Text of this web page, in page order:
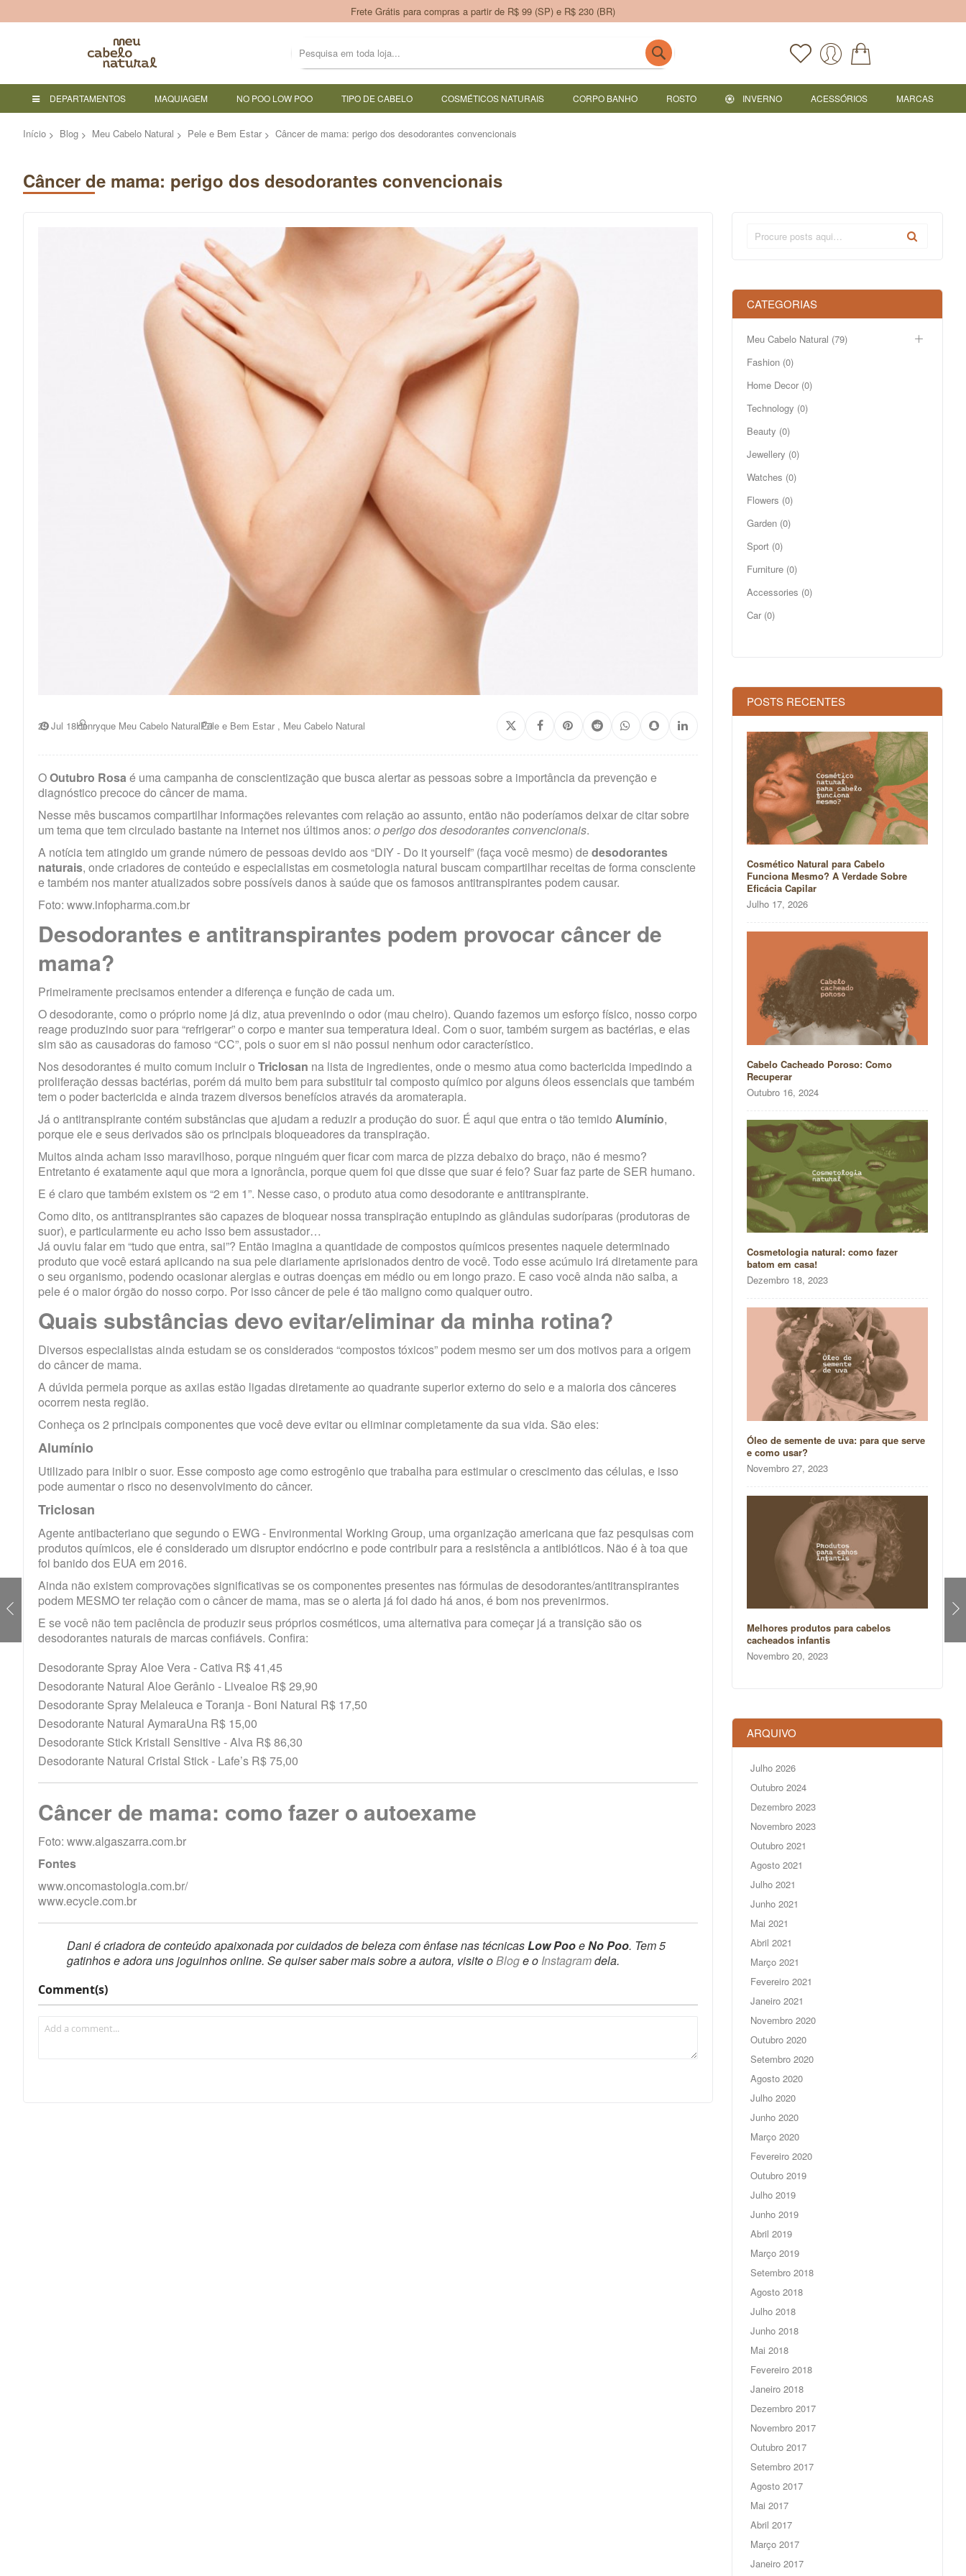
Frete Grátis para compras a partir de R$ 99 (SP) e R$ 230 (BR)
DEPARTAMENTOS MAQUIAGEM NO POO LOW POO TIPO DE CABELO COSMÉTICOS NATURAIS CORPO BANHO ROSTO INVERNO ACESSÓRIOS MARCAS
Início Blog Meu Cabelo Natural Pele e Bem Estar Câncer de mama: perigo dos desodorantes convencionais
Câncer de mama: perigo dos desodorantes convencionais
29 Jul 18Henryque Meu Cabelo NaturalPele e Bem Estar , Meu Cabelo Natural
OOutubro Rosa é uma campanha de conscientização que busca alertar as pessoas sobre a importância da prevenção e
diagnóstico precoce do câncer de mama.
Nesse mês buscamos compartilhar informações relevantes com relação ao assunto, então não poderíamos deixar de citar sobre
um tema que tem circulado bastante na internet nos últimos anos: o perigo dos desodorantes convencionais.
A notícia tem atingido um grande número de pessoas devido aos “DIY - Do it yourself” (faça você mesmo) de desodorantes
naturais, onde criadores de conteúdo e especialistas em cosmetologia natural buscam compartilhar receitas de forma consciente
e também nos manter atualizados sobre possíveis danos à saúde que os famosos antitranspirantes podem causar.
Foto: www.infopharma.com.br
Desodorantes e antitranspirantes podem provocar câncer de
mama?
Primeiramente precisamos entender a diferença e função de cada um.
O desodorante, como o próprio nome já diz, atua prevenindo o odor (mau cheiro). Quando fazemos um esforço físico, nosso corpo
reage produzindo suor para “refrigerar” o corpo e manter sua temperatura ideal. Com o suor, também surgem as bactérias, e elas
sim são as causadoras do famoso “CC”, pois o suor em si não possui nenhum odor característico.
Nos desodorantes é muito comum incluir o Triclosan na lista de ingredientes, onde o mesmo atua como bactericida impedindo a
proliferação dessas bactérias, porém dá muito bem para substituir tal composto químico por alguns óleos essenciais que também
tem o poder bactericida e ainda trazem diversos benefícios através da aromaterapia.
Já o antitranspirante contém substâncias que ajudam a reduzir a produção do suor. É aqui que entra o tão temido Alumínio,
porque ele e seus derivados são os principais bloqueadores da transpiração.
Muitos ainda acham isso maravilhoso, porque ninguém quer ficar com marca de pizza debaixo do braço, não é mesmo?
Entretanto é exatamente aqui que mora a ignorância, porque quem foi que disse que suar é feio? Suar faz parte de SER humano.
E é claro que também existem os “2 em 1”. Nesse caso, o produto atua como desodorante e antitranspirante.
Como dito, os antitranspirantes são capazes de bloquear nossa transpiração entupindo as glândulas sudoríparas (produtoras de
suor), e particularmente eu acho isso bem assustador…
Já ouviu falar em “tudo que entra, sai”? Então imagina a quantidade de compostos químicos presentes naquele determinado
produto que você estará aplicando na sua pele diariamente aprisionados dentro de você. Todo esse acúmulo irá diretamente para
o seu organismo, podendo ocasionar alergias e outras doenças em médio ou em longo prazo. E caso você ainda não saiba, a
pele é o maior órgão do nosso corpo. Por isso câncer de pele é tão maligno como qualquer outro.
Quais substâncias devo evitar/eliminar da minha rotina?
Diversos especialistas ainda estudam se os considerados “compostos tóxicos” podem mesmo ser um dos motivos para a origem
do câncer de mama.
A dúvida permeia porque as axilas estão ligadas diretamente ao quadrante superior externo do seio e a maioria dos cânceres
ocorrem nesta região.
Conheça os 2 principais componentes que você deve evitar ou eliminar completamente da sua vida. São eles:
Alumínio
Utilizado para inibir o suor. Esse composto age como estrogênio que trabalha para estimular o crescimento das células, e isso
pode aumentar o risco no desenvolvimento do câncer.
Triclosan
Agente antibacteriano que segundo o EWG - Environmental Working Group, uma organização americana que faz pesquisas com
produtos químicos, ele é considerado um disruptor endócrino e pode contribuir para a resistência a antibióticos. Não é à toa que
foi banido dos EUA em 2016.
Ainda não existem comprovações significativas se os componentes presentes nas fórmulas de desodorantes/antitranspirantes
podem MESMO ter relação com o câncer de mama, mas se o alerta já foi dado há anos, é bom nos prevenirmos.
E se você não tem paciência de produzir seus próprios cosméticos, uma alternativa para começar já a transição são os
desodorantes naturais de marcas confiáveis. Confira:
Desodorante Spray Aloe Vera - Cativa R$ 41,45
Desodorante Natural Aloe Gerânio - Livealoe R$ 29,90
Desodorante Spray Melaleuca e Toranja - Boni Natural R$ 17,50
Desodorante Natural AymaraUna R$ 15,00
Desodorante Stick Kristall Sensitive - Alva R$ 86,30
Desodorante Natural Cristal Stick - Lafe’s R$ 75,00
Câncer de mama: como fazer o autoexame
Foto: www.algaszarra.com.br
Fontes
www.oncomastologia.com.br/
www.ecycle.com.br
Dani é criadora de conteúdo apaixonada por cuidados de beleza com ênfase nas técnicas Low PooeNo Poo. Tem 5
gatinhos e adora uns joguinhos online. Se quiser saber mais sobre a autora, visite oBloge o Instagramdela.
Comment(s)
CATEGORIAS
Meu Cabelo Natural (79)
Fashion (0)
Home Decor (0)
Technology (0)
Beauty (0)
Jewellery (0)
Watches (0)
Flowers (0)
Garden (0)
Sport (0)
Furniture (0)
Accessories (0)
Car (0)
POSTS RECENTES
Cosmético Natural para Cabelo
Funciona Mesmo? A Verdade Sobre
Eficácia Capilar
Julho 17, 2026
Cabelo Cacheado Poroso: Como
Recuperar
Outubro 16, 2024
Cosmetologia natural: como fazer
batom em casa!
Dezembro 18, 2023
Óleo de semente de uva: para que serve
e como usar?
Novembro 27, 2023
Melhores produtos para cabelos
cacheados infantis
Novembro 20, 2023
ARQUIVO
Julho 2026
Outubro 2024
Dezembro 2023
Novembro 2023
Outubro 2021
Agosto 2021
Julho 2021
Junho 2021
Mai 2021
Abril 2021
Março 2021
Fevereiro 2021
Janeiro 2021
Novembro 2020
Outubro 2020
Setembro 2020
Agosto 2020
Julho 2020
Junho 2020
Março 2020
Fevereiro 2020
Outubro 2019
Julho 2019
Junho 2019
Abril 2019
Março 2019
Setembro 2018
Agosto 2018
Julho 2018
Junho 2018
Mai 2018
Fevereiro 2018
Janeiro 2018
Dezembro 2017
Novembro 2017
Outubro 2017
Setembro 2017
Agosto 2017
Mai 2017
Abril 2017
Março 2017
Janeiro 2017